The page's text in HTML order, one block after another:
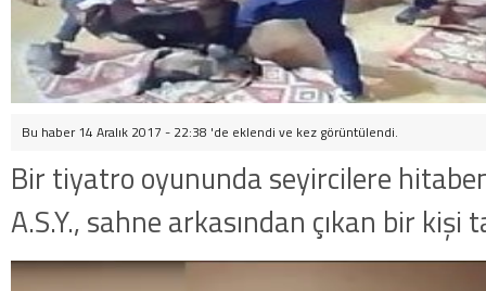
Bu haber 14 Aralık 2017 - 22:38 'de eklendi ve kez görüntülendi.
Bir tiyatro oyununda seyircilere
A.S.Y., sahne arkasından çıkan bir kişi
Video